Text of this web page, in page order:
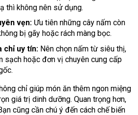
thì không nên sử dụng.
vẹn:Ưu tiên những cây nấm còn
bị gãy hoặc rách màng bọc.
chỉ uy tín:Nên chọn nấm từ siêu thị,
sạch hoặc đơn vị chuyên cung cấp
chỉ giúp món ăn thêm ngon miệng
giá trị dinh dưỡng. Quan trọng hơn,
cũng cần chú ý đến cách chế biến